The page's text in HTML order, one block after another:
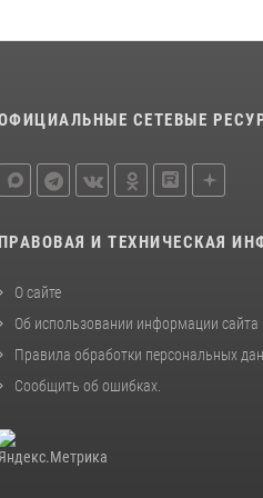
Росгвардии за первое
Сотрудники
16 июля 2026, 10:42
СЕТЕВЫЕ
ПРАВОВАЯ И ТЕХНИЧЕСКАЯ
О сайте
Об использовании информации сайта
Правила обработки персональных
Сообщить об ошибках.